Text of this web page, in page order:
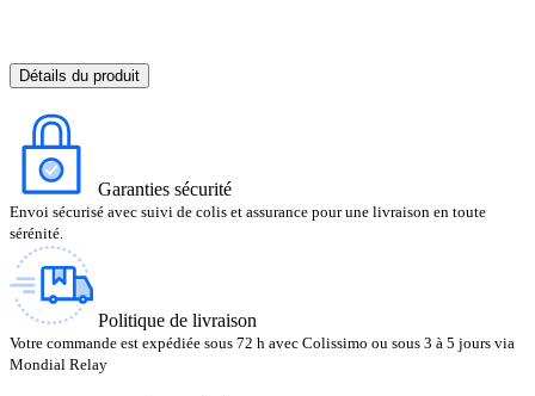
Détails du produit
Garanties sécurité
Envoi sécurisé avec suivi de colis et assurance pour une livraison en toute
sérénité.
Politique de livraison
Votre commande est expédiée sous 72 h avec Colissimo ou sous 3 à 5 jours via
Mondial Relay